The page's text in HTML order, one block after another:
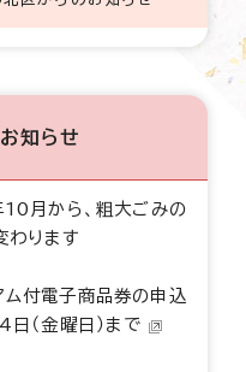
知らせ
月から、粗大ごみの
わります
ム付電子商品券の申込
（金曜日）まで